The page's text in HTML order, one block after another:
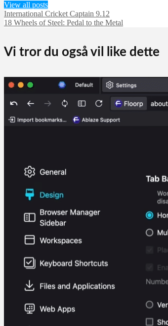
View all posts
International Cricket Captain 9.12
18 Wheels of Steel: Pedal to the Metal
Vi tror du også vil like dette